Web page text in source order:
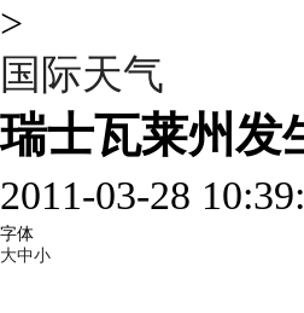
>
国际天气
瑞士瓦莱州发
2011-03-28
字体
大中小